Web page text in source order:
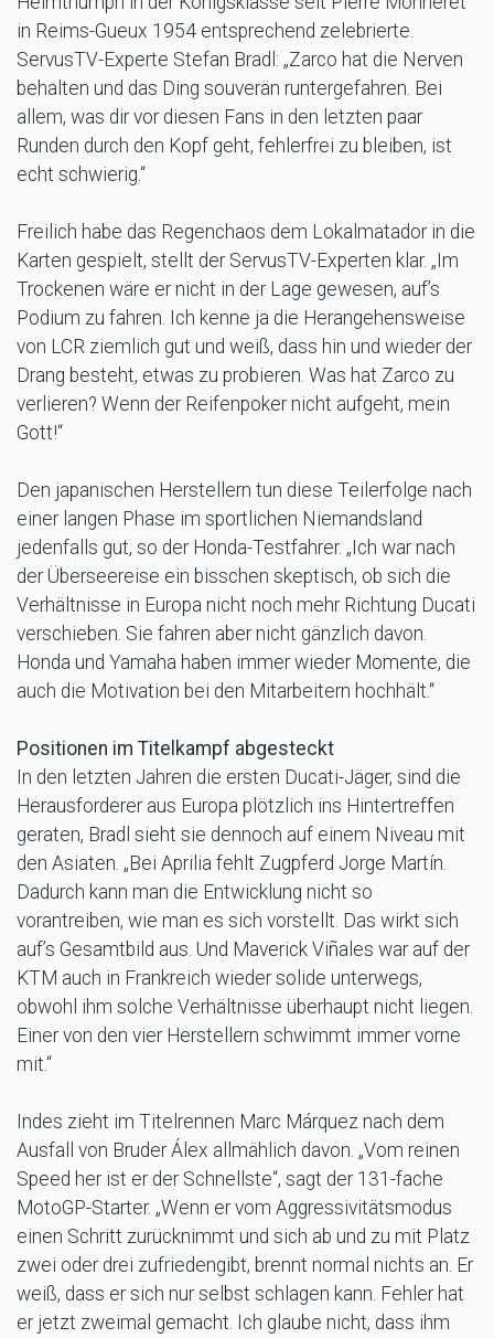
in Reims-Gueux 1954 entsprechend zelebrierte.
ServusTV-Experte Stefan Bradl: „Zarco hat die Nerven
behalten und das Ding souverän runtergefahren. Bei
allem, was dir vor diesen Fans in den letzten paar
Runden durch den Kopf geht, fehlerfrei zu bleiben, ist
echt schwierig.“
Freilich habe das Regenchaos dem Lokalmatador in die
Karten gespielt, stellt der ServusTV-Experten klar. „Im
Trockenen wäre er nicht in der Lage gewesen, auf’s
Podium zu fahren. Ich kenne ja die Herangehensweise
von LCR ziemlich gut und weiß, dass hin und wieder der
Drang besteht, etwas zu probieren. Was hat Zarco zu
verlieren? Wenn der Reifenpoker nicht aufgeht, mein
Gott!“
Den japanischen Herstellern tun diese Teilerfolge nach
einer langen Phase im sportlichen Niemandsland
jedenfalls gut, so der Honda-Testfahrer. „Ich war nach
der Überseereise ein bisschen skeptisch, ob sich die
Verhältnisse in Europa nicht noch mehr Richtung Ducati
verschieben. Sie fahren aber nicht gänzlich davon.
Honda und Yamaha haben immer wieder Momente, die
auch die Motivation bei den Mitarbeitern hochhält.“
Positionen im Titelkampf abgesteckt
In den letzten Jahren die ersten Ducati-Jäger, sind die
Herausforderer aus Europa plötzlich ins Hintertreffen
geraten, Bradl sieht sie dennoch auf einem Niveau mit
den Asiaten. „Bei Aprilia fehlt Zugpferd Jorge Martín.
Dadurch kann man die Entwicklung nicht so
vorantreiben, wie man es sich vorstellt. Das wirkt sich
auf’s Gesamtbild aus. Und Maverick Viñales war auf der
KTM auch in Frankreich wieder solide unterwegs,
obwohl ihm solche Verhältnisse überhaupt nicht liegen.
Einer von den vier Herstellern schwimmt immer vorne
mit.“
Indes zieht im Titelrennen Marc Márquez nach dem
Ausfall von Bruder Álex allmählich davon. „Vom reinen
Speed her ist er der Schnellste“, sagt der 131-fache
MotoGP-Starter. „Wenn er vom Aggressivitätsmodus
einen Schritt zurücknimmt und sich ab und zu mit Platz
zwei oder drei zufriedengibt, brennt normal nichts an. Er
weiß, dass er sich nur selbst schlagen kann. Fehler hat
er jetzt zweimal gemacht. Ich glaube nicht, dass ihm